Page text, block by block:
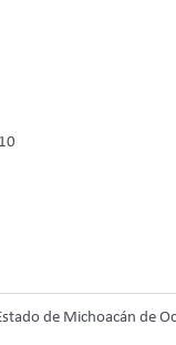
de Michoacán de